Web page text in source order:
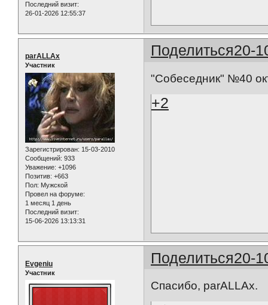
Последний визит:
26-01-2026 12:55:37
Поделиться20-
parALLAx
Участник
Зарегистрирован: 15-03-2010
Сообщений: 933
Уважение: +1096
Позитив: +663
Пол: Мужской
Провел на форуме:
1 месяц 1 день
Последний визит:
15-06-2026 13:13:31
"Собеседник" №40
+2
Поделиться20-
Evgeniu
Участник
Спасибо, parALLAx.